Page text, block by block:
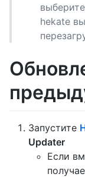
выберите
hekate
Запустите
Updater
Если